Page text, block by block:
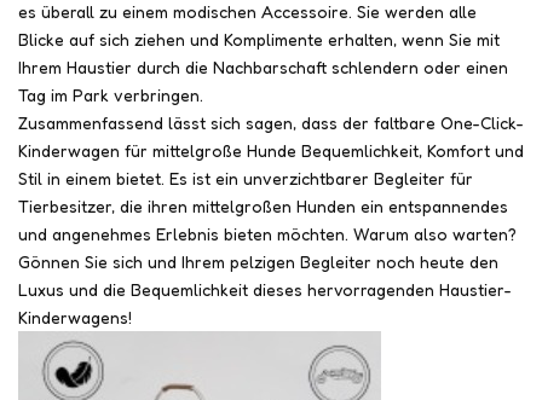
es überall zu einem modischen Accessoire. Sie werden alle
Blicke auf sich ziehen und Komplimente erhalten, wenn Sie mit
Ihrem Haustier durch die Nachbarschaft schlendern oder einen
Tag im Park verbringen.
Zusammenfassend lässt sich sagen, dass der faltbare One-Click-
Kinderwagen für mittelgroße Hunde Bequemlichkeit, Komfort und
Stil in einem bietet. Es ist ein unverzichtbarer Begleiter für
Tierbesitzer, die ihren mittelgroßen Hunden ein entspannendes
und angenehmes Erlebnis bieten möchten. Warum also warten?
Gönnen Sie sich und Ihrem pelzigen Begleiter noch heute den
Luxus und die Bequemlichkeit dieses hervorragenden Haustier-
Kinderwagens!